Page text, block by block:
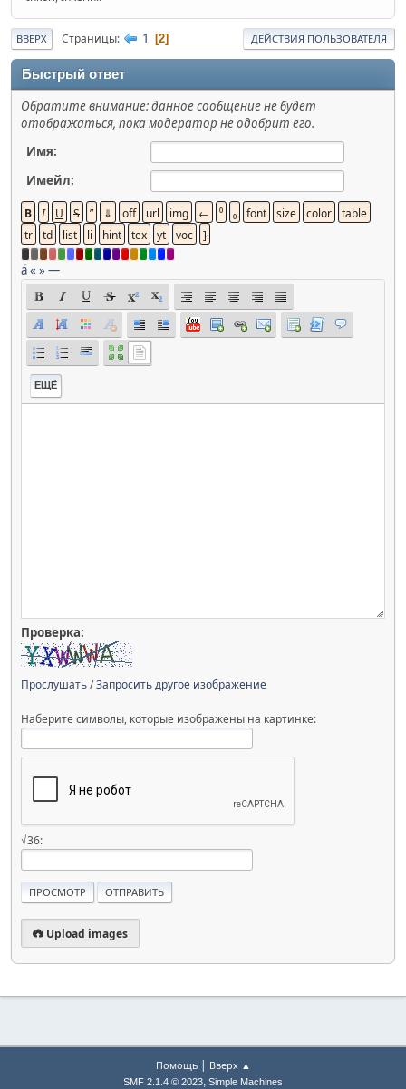
ВВЕРХ Страницы 1 2 ДЕЙСТВИЯ ПОЛЬЗОВАТЕЛЯ
Быстрый ответ
Обратите внимание: данное сообщение не будет
отображаться, пока модератор не одобрит его.
Имя:
Имейл:
á« »—
ЕЩЁ
Проверка:
Прослушать/Запросить другое изображение
Наберите символы, которые изображены на картинке:
√36:
Upload images
Помощь| Вверх ▲
SMF 2.1.4 © 2023, Simple Machines